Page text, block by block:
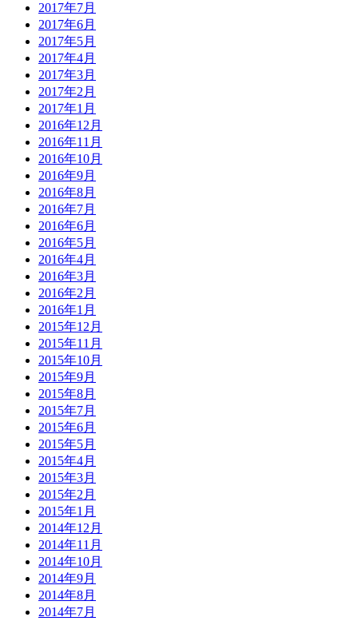
2017年7月
2017年6月
2017年5月
2017年4月
2017年3月
2017年2月
2017年1月
2016年12月
2016年11月
2016年10月
2016年9月
2016年8月
2016年7月
2016年6月
2016年5月
2016年4月
2016年3月
2016年2月
2016年1月
2015年12月
2015年11月
2015年10月
2015年9月
2015年8月
2015年7月
2015年6月
2015年5月
2015年4月
2015年3月
2015年2月
2015年1月
2014年12月
2014年11月
2014年10月
2014年9月
2014年8月
2014年7月